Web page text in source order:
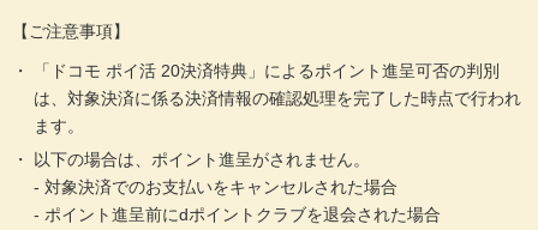
【ご注意事項】
「ドコモ ポイ活 20決済特典」によるポイント進呈可否の判別
は、対象決済に係る決済情報の確認処理を完了した時点で行われ
ます。
以下の場合は、ポイント進呈がされません。
‐ 対象決済でのお支払いをキャンセルされた場合
‐ ポイント進呈前にdポイントクラブを退会された場合